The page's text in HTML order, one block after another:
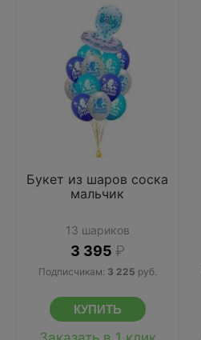
Букет из шаров соска
мальчик
13 шариков
3 395 ₽
Подписчикам: 3 225 руб.